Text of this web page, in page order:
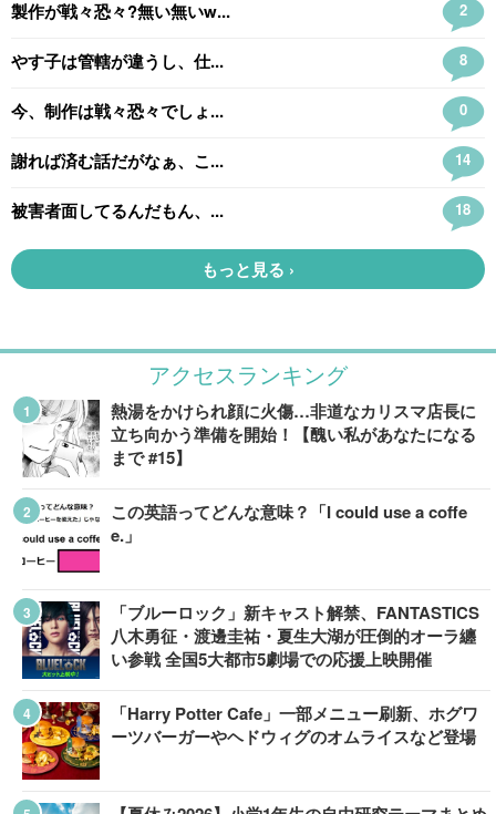
アクセスランキング
熱湯をかけられ顔に火傷…非道なカリスマ店長に
立ち向かう準備を開始！【醜い私があなたになる
まで #15】
この英語ってどんな意味？「I could use a coffe
e.」
「ブルーロック」新キャスト解禁、FANTASTICS
八木勇征・渡邊圭祐・夏生大湖が圧倒的オーラ纏
い参戦 全国5大都市5劇場での応援上映開催
「Harry Potter Cafe」一部メニュー刷新、ホグワ
ーツバーガーやヘドウィグのオムライスなど登場